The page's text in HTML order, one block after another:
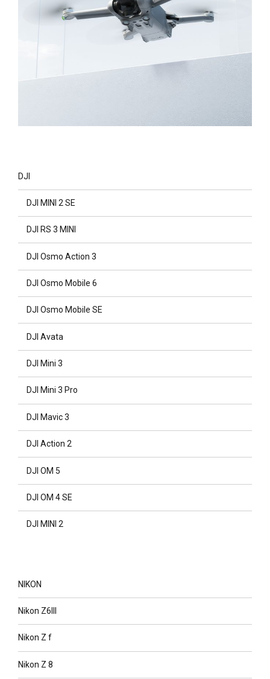
DJI
DJI MINI 2 SE
DJI RS 3 MINI
DJI Osmo Action 3
DJI Osmo Mobile 6
DJI Osmo Mobile SE
DJI Avata
DJI Mini 3
DJI Mini 3 Pro
DJI Mavic 3
DJI Action 2
DJI OM 5
DJI OM 4 SE
DJI MINI 2
NIKON
Nikon Z6III
Nikon Z f
Nikon Z 8